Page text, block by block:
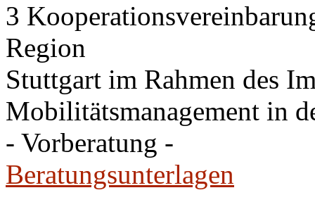
3
Region
Stuttgart im Rahmen des
Mobilitätsmanagement in
- Vorberatung -
Beratungsunterlagen